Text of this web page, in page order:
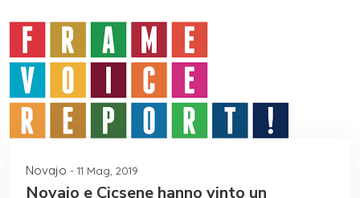
Novajo - 11 Mag, 2019
Novajo e Cicsene hanno vinto un